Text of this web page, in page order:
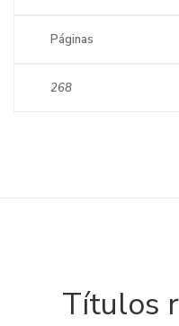
Páginas
268
Títulos